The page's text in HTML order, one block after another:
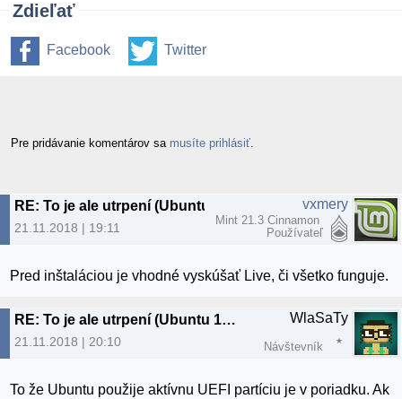
Zdieľať
Facebook Twitter
Pre pridávanie komentárov sa musíte prihlásiť
21.11.2018 | 19:11
vxmery
Mint 21.3 Cinnamon
Používateľ
Pred inštaláciou je vhodné vyskúšať Live, či všetko funguje.
RE: To je ale utrpení (Ubuntu 18.04.1)
21.11.2018 | 20:10
WlaSaTy
Návštevník
To že Ubuntu použije aktívnu UEFI partíciu je v poriadku. Ak